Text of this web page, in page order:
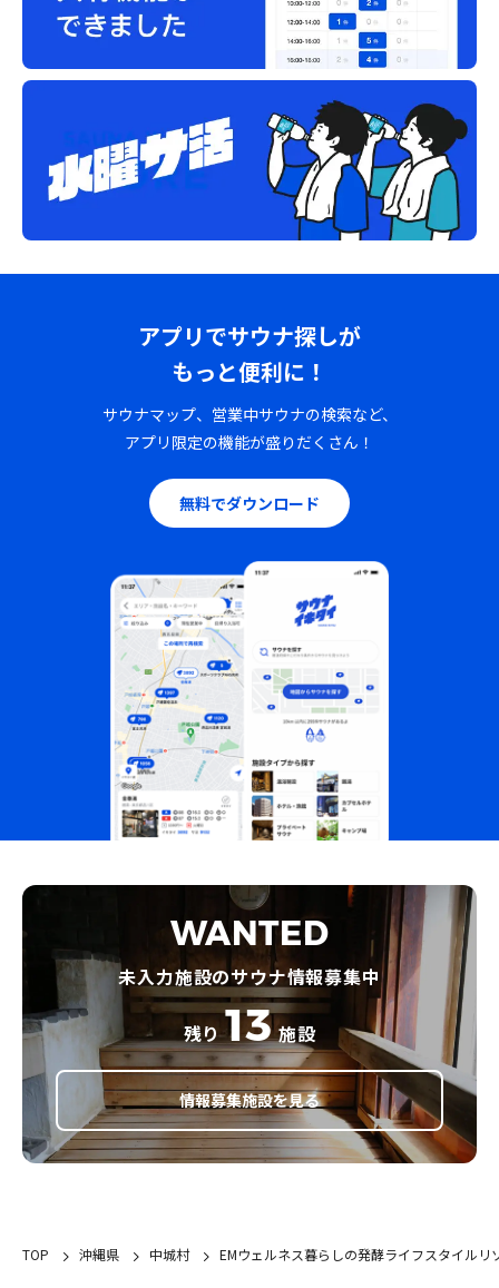
アプリでサウナ探しが
もっと便利に！
サウナマップ、営業中サウナの検索など、
アプリ限定の機能が盛りだくさん！
無料でダウンロード
WANTED
未入力施設のサウナ情報募集中
残り 13 施設
情報募集施設を見る
TOP 沖縄県 中城村 EMウェルネス暮らしの発酵ライフスタイルリ